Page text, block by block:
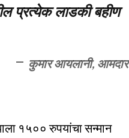
प्रत्येक लाडकी बहीण
कुमार आयलानी, आमदार
१५०० रुपयांचा सन्मान